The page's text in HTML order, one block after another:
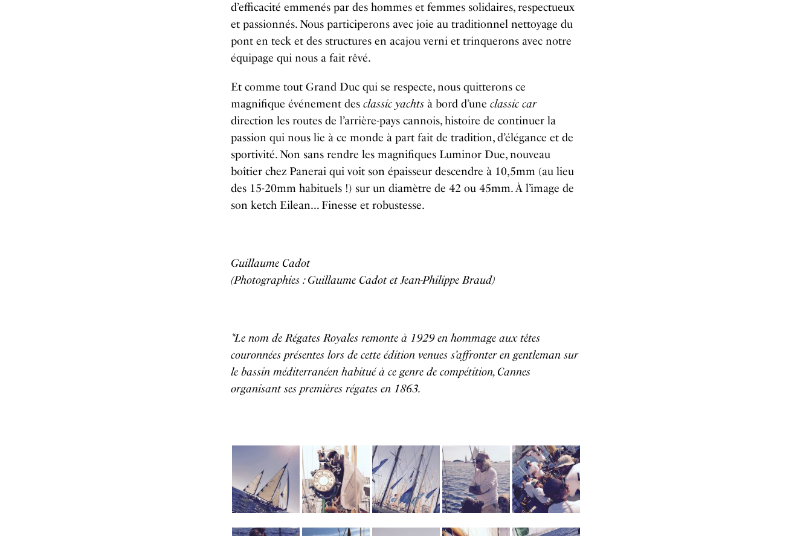
d’efficacité emmenés par des hommes et femmes solidaires, respectueux
et passionnés. Nous participerons avec joie au traditionnel nettoyage du
pont en teck et des structures en acajou verni et trinquerons avec notre
équipage qui nous a fait rêvé.
Et comme tout Grand Duc qui se respecte, nous quitterons ce
magnifique événement des classic yachts à bord d’une classic car
direction les routes de l’arrière-pays cannois, histoire de continuer la
passion qui nous lie à ce monde à part fait de tradition, d’élégance et de
sportivité. Non sans rendre les magnifiques Luminor Due, nouveau
boîtier chez Panerai qui voit son épaisseur descendre à 10,5mm (au lieu
des 15-20mm habituels !) sur un diamètre de 42 ou 45mm. À l’image de
son ketch Eilean… Finesse et robustesse.
Guillaume Cadot
(Photographies : Guillaume Cadot et Jean-Philippe Braud)
*Le nom de Régates Royales remonte à 1929 en hommage aux têtes
couronnées présentes lors de cette édition venues s’affronter en gentleman sur
le bassin méditerranéen habitué à ce genre de compétition, Cannes
organisant ses premières régates en 1863.